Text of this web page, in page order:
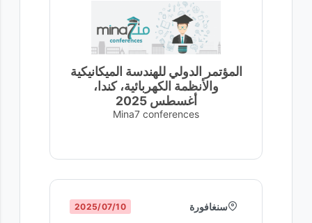
المؤتمر الدولي للهندسة الميكانيكية
والأنظمة الكهربائية، كندا،
أغسطس 2025
Mina7 conferences
سنغافورة 10‏/07‏/2025